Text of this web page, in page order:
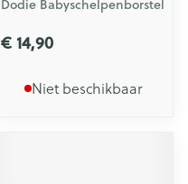
Dodie Babyschelpenborstel
€ 14,90
Niet beschikbaar